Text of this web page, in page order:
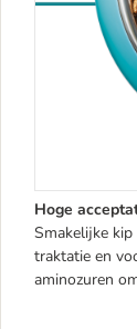
Hoge
Smakelijke
traktatie en
aminozuren